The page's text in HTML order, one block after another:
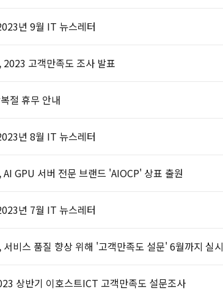
년 9월 IT 뉴스레터
고객만족도 조사 발표
절 휴무 안내
년 8월 IT 뉴스레터
GPU 서버 전문 브랜드 'AIOCP' 상표 출원
년 7월 IT 뉴스레터
비스 품질 향상 위해 '고객만족도 설문' 6월까지 실시
상반기 이호스트ICT 고객만족도 설문조사